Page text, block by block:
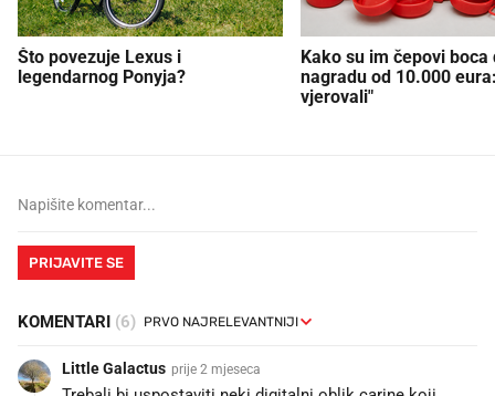
Što povezuje Lexus i
legendarnog Ponyja?
Kako su im čepovi boca
nagradu od 10.000
vjerovali"
PRIJAVITE SE
KOMENTARI (6)
Little Galactus prije 2 mjeseca